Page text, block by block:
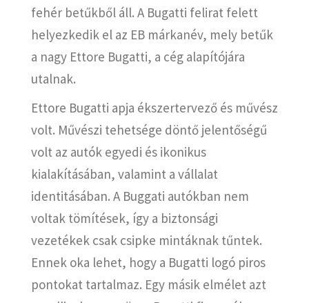
fehér betűkből áll. A Bugatti felirat felett
helyezkedik el az EB márkanév, mely betűk
a nagy Ettore Bugatti, a cég alapítójára
utalnak.
Ettore Bugatti apja ékszertervező és művész
volt. Művészi tehetsége döntő jelentőségű
volt az autók egyedi és ikonikus
kialakításában, valamint a vállalat
identitásában. A Buggati autókban nem
voltak tömítések, így a biztonsági
vezetékek csak csipke mintáknak tűntek.
Ennek oka lehet, hogy a Bugatti logó piros
pontokat tartalmaz. Egy másik elmélet azt